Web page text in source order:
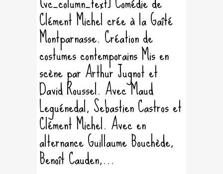
Clément Michel crée à la Gaîté
Montparnasse. Création de
costumes contemporains Mis en
scène par Arthur Jugnot et
David Roussel. Avec Maud
Leguénedal, Sebastien Castros et
Clément Michel. Avec en
alternance Guillaume Bouchède,
Benoît Cauden,...